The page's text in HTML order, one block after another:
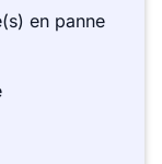
en panne